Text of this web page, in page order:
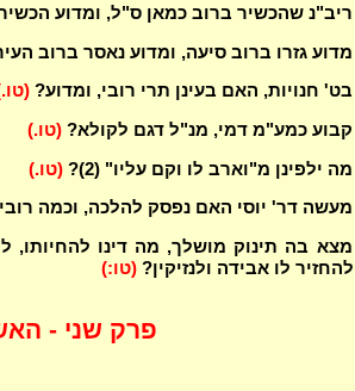
ריב"נ שהכשיר ברוב כמאן ס"ל, ומדוע
מדוע גזרו ברוב סיעה, ומדוע נאסר ברוב
בט' חנויות, האם בעינן תרי רובי, ומדוע?
קבוע כמע"מ דמי, מנ"ל דגם לקולא?(טו.)
מה ילפינן מ"וארב לו וקם עליו" (2)? (טו.)
מעשה דר' יוסי האם נפסק להלכה, וכמה
מצא בה תינוק מושלך, מה דינו להחיותו,
להחזיר לו אבידה ולנזיקין? (טו:)
פרק שני -